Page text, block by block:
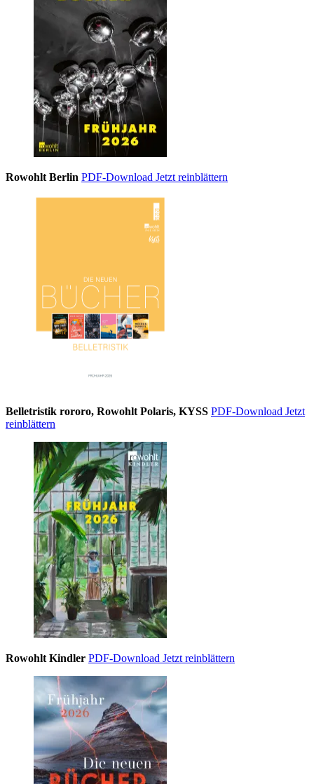
Rowohlt Berlin PDF-Download Jetzt reinblättern
Belletristik rororo, Rowohlt Polaris, KYSS PDF-Download Jetzt
reinblättern
Rowohlt Kindler PDF-Download Jetzt reinblättern